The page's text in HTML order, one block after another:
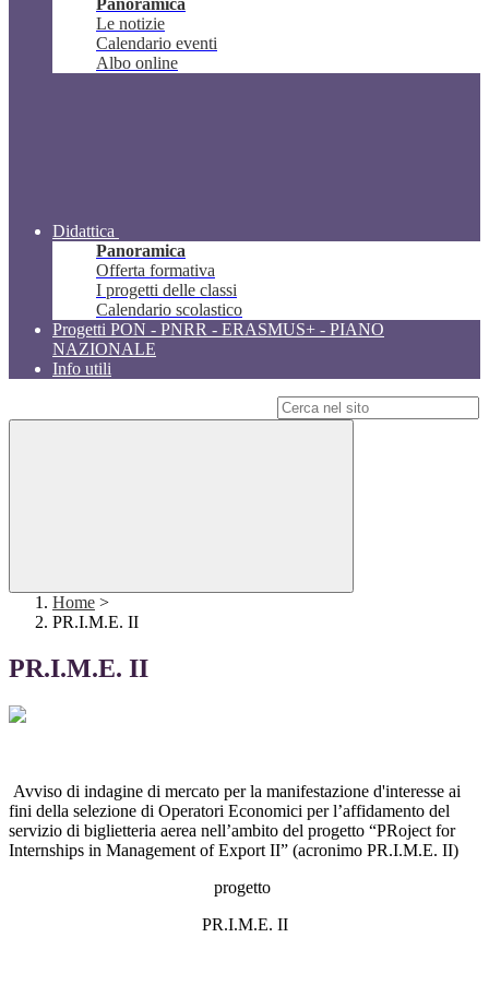
Panoramica
Le notizie
Calendario eventi
Albo online
Didattica
Panoramica
Offerta formativa
I progetti delle classi
Calendario scolastico
Progetti PON - PNRR - ERASMUS+ - PIANO
NAZIONALE
Info utili
Home >
PR.I.M.E. II
PR.I.M.E. II
Avviso di indagine di mercato per la manifestazione d'interesse ai
fini della selezione di Operatori Economici per l’affidamento del
servizio di biglietteria aerea nell’ambito del progetto “PRoject for
Internships in Management of Export II” (acronimo PR.I.M.E. II)
progetto
PR.I.M.E. II